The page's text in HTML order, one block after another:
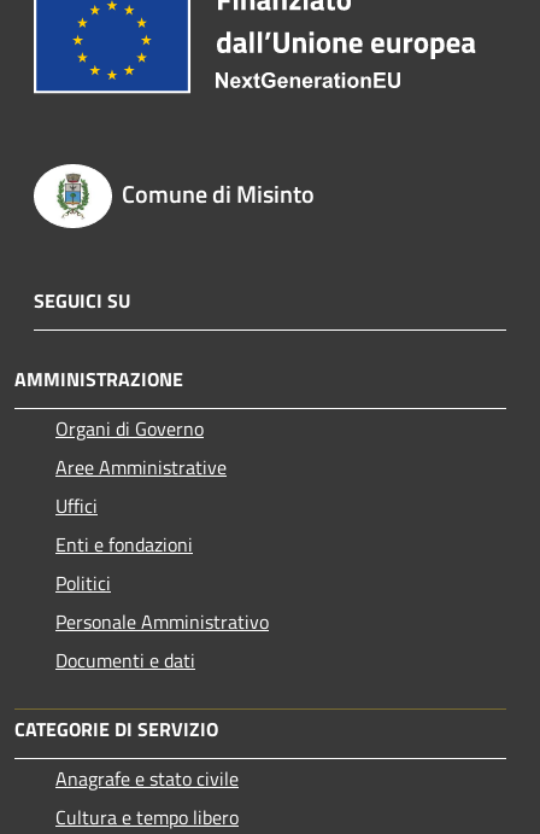
Comune di Misinto
SEGUICI SU
AMMINISTRAZIONE
Organi di Governo
Aree Amministrative
Uffici
Enti e fondazioni
Politici
Personale Amministrativo
Documenti e dati
CATEGORIE DI SERVIZIO
Anagrafe e stato civile
Cultura e tempo libero